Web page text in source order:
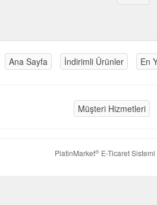
Ana Sayfa İndirimli Ürünler En
Müşteri Hizmetleri
PlatinMarket®E-Ticaret Sistemi